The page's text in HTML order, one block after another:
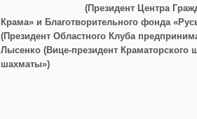
(Президент Центра
Крама» и Благотворительного фонда
(Президент Областного Клуба
Лысенко (Вице-президент Краматорского
шахматы»)